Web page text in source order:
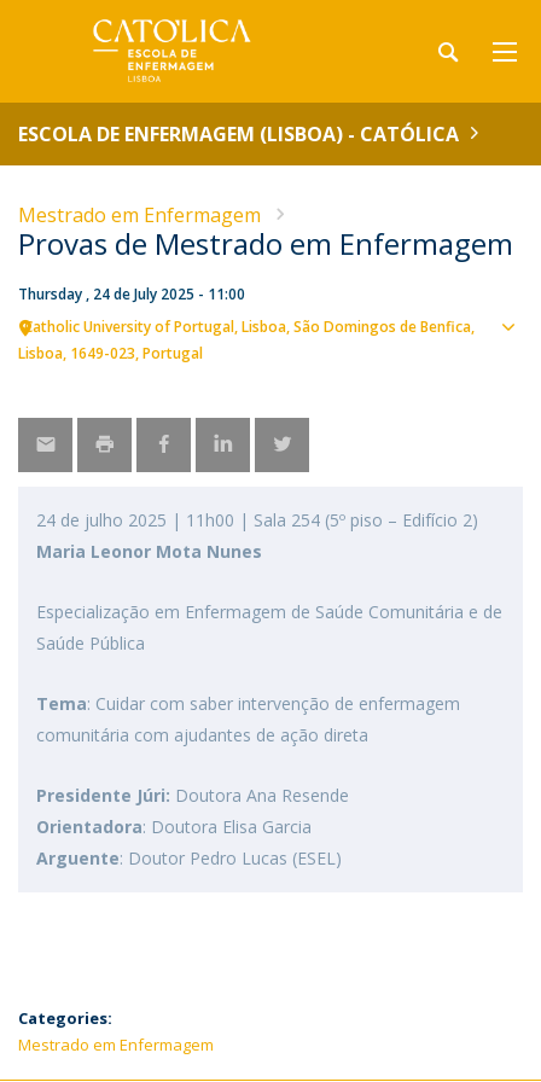
ESCOLA DE ENFERMAGEM (LISBOA) - CATÓLICA
Mestrado em Enfermagem
Provas de Mestrado em Enfermagem
Thursday , 24 de July 2025 - 11:00
Catholic University of Portugal Lisboa São Domingos de Benfica,
Lisboa 1649-023 Portugal
24 de julho 2025 | 11h00 | Sala 254 (5º piso – Edifício 2)
Maria Leonor Mota Nunes
Especialização em Enfermagem de Saúde Comunitária e de
Saúde Pública
Tema: Cuidar com saber intervenção de enfermagem
comunitária com ajudantes de ação direta
Presidente Júri: Doutora Ana Resende
Orientadora: Doutora Elisa Garcia
Arguente: Doutor Pedro Lucas (ESEL)
Categories:
Mestrado em Enfermagem